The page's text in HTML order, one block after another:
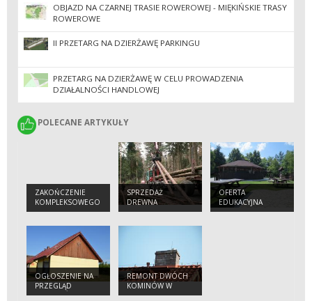
OBJAZD NA CZARNEJ TRASIE ROWEROWEJ - MIĘKIŃSKIE TRASY
ROWEROWE
II PRZETARG NA DZIERŻAWĘ PARKINGU
PRZETARG NA DZIERŻAWĘ W CELU PROWADZENIA
DZIAŁALNOŚCI HANDLOWEJ
POLECANE ARTYKUŁY
POLECANE ARTYKUŁY
ZAKOŃCZENIE
KOMPLEKSOWEGO
PROJEKTU
GATUNKÓW I
SIEDLISK
PRZYRODNICZYCH
NA OBSZARACH
ZARZĄDZANYCH
PRZEZ PGL LASY
PAŃSTWOWE
SPRZEDAŻ
DREWNA
OFERTA
EDUKACYJNA
OGŁOSZENIE NA
PRZEGLĄD
BUDYNKÓW
REMONT DWÓCH
KOMINÓW W
BUDYNKACH